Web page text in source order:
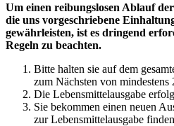
Um einen reibungslosen Ablauf
die uns vorgeschriebene
gewährleisten, ist es dringend
Regeln zu beachten.
Bitte halten sie auf dem
zum Nächsten von mindestens
Die Lebensmittelausgabe
Sie bekommen einen neuen
zur Lebensmittelausgabe